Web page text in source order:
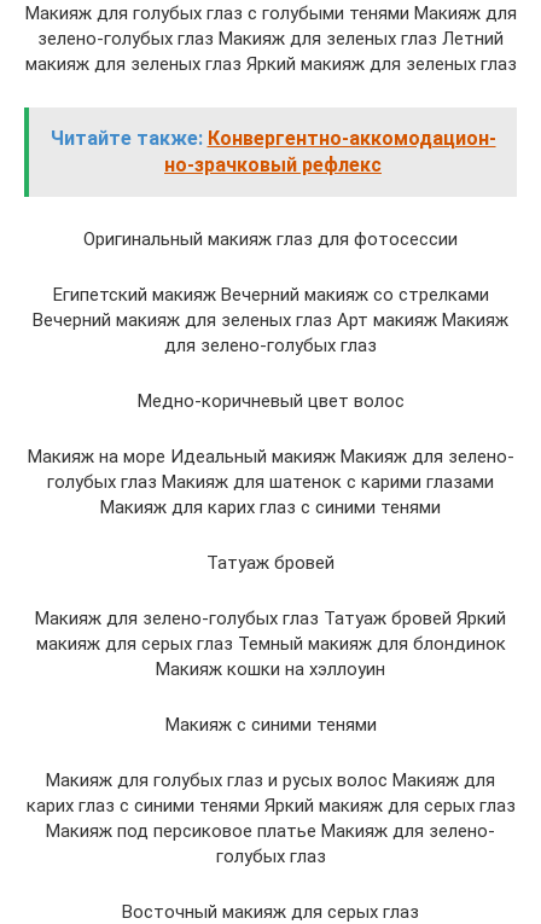
Макияж для голубых глаз с голубыми тенями Макияж для
зелено-голубых глаз Макияж для зеленых глаз Летний
макияж для зеленых глаз Яркий макияж для зеленых глаз
Читайте также: Конвергентно-аккомодацион-
но-зрачковый рефлекс
Оригинальный макияж глаз для фотосессии
Египетский макияж Вечерний макияж со стрелками
Вечерний макияж для зеленых глаз Арт макияж Макияж
для зелено-голубых глаз
Медно-коричневый цвет волос
Макияж на море Идеальный макияж Макияж для зелено-
голубых глаз Макияж для шатенок с карими глазами
Макияж для карих глаз с синими тенями
Татуаж бровей
Макияж для зелено-голубых глаз Татуаж бровей Яркий
макияж для серых глаз Темный макияж для блондинок
Макияж кошки на хэллоуин
Макияж с синими тенями
Макияж для голубых глаз и русых волос Макияж для
карих глаз с синими тенями Яркий макияж для серых глаз
Макияж под персиковое платье Макияж для зелено-
голубых глаз
Восточный макияж для серых глаз